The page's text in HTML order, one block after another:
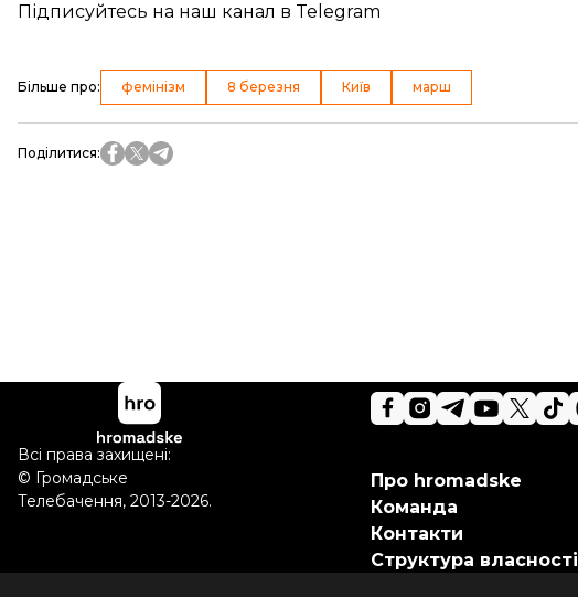
Підписуйтесь на наш канал в Telegram
Більше про: фемінізм 8 березня Київ марш
Поділитися:
Про hromadske
Команда
Контакти
Структура власності
Всі права захищені:
© Громадське
Телебачення, 2013-2026.